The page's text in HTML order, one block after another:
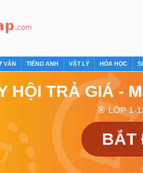
VĂN TIẾNG ANH VẬT LÝ HÓA HỌC
HỘI TRẢ GIÁ -
🎯 LỚP 1-
BẮT